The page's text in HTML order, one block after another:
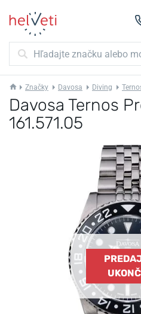
Značky Davosa Diving
Davosa Ternos
161.571.05